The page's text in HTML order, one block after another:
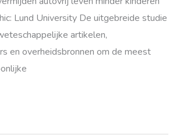
Lund University De uitgebreide studie
artikelen,
en overheidsbronnen om de meest